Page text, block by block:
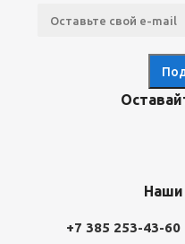
Наши
+7 385 253-43-60